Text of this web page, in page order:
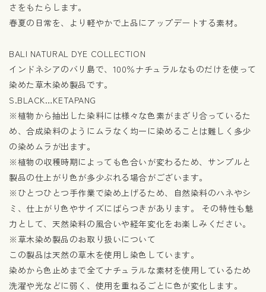
さをもたらします。
春夏の日常を、より軽やかで上品にアップデートする素材。
BALI NATURAL DYE COLLECTION
インドネシアのバリ島で、100％ナチュラルなものだけを使って
染めた草木染め製品です。
S.BLACK…KETAPANG
※植物から抽出した染料には様々な色素がまざり合っているた
め、合成染料のようにムラなく均一に染めることは難しく多少
の染めムラが出ます。
※植物の収穫時期によっても色合いが変わるため、サンプルと
製品の仕上がり色が多少ぶれる場合がございます。
※ひとつひとつ手作業で染め上げるため、自然染料のハネやシ
ミ、仕上がり色やサイズにばらつきがあります。 その特性も魅
力として、天然染料の風合いや経年変化をお楽しみください。
※草木染め製品のお取り扱いについて
この製品は天然の草木を使用し染色しています。
染めから色止めまで全てナチュラルな素材を使用しているため
洗濯や光などに弱く、使用を重ねるごとに色が変化します。